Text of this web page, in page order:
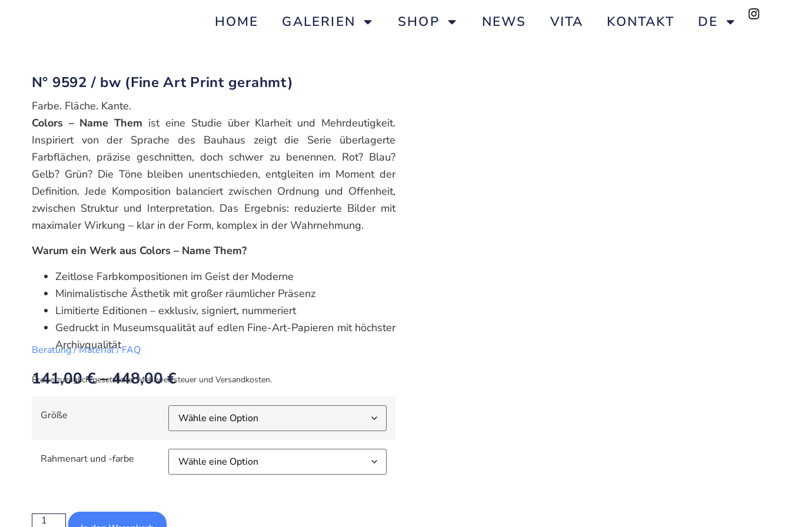
HOME GALERIEN SHOP NEWS VITA KONTAKT DE
N° 9592 / bw (Fine Art Print gerahmt)
Farbe. Fläche. Kante.
Colors – Name Them ist eine Studie über Klarheit und Mehrdeutigkeit.
Inspiriert von der Sprache des Bauhaus zeigt die Serie überlagerte
Farbflächen, präzise geschnitten, doch schwer zu benennen. Rot? Blau?
Gelb? Grün? Die Töne bleiben unentschieden, entgleiten im Moment der
Definition. Jede Komposition balanciert zwischen Ordnung und Offenheit,
zwischen Struktur und Interpretation. Das Ergebnis: reduzierte Bilder mit
maximaler Wirkung – klar in der Form, komplex in der Wahrnehmung.
Warum ein Werk aus Colors – Name Them?
Zeitlose Farbkompositionen im Geist der Moderne
Minimalistische Ästhetik mit großer räumlicher Präsenz
Limitierte Editionen – exklusiv, signiert, nummeriert
Gedruckt in Museumsqualität auf edlen Fine-Art-Papieren mit höchster
Archivqualität
Beratung / Material / FAQ
141,00€–448,00€
Preise zuzüglich gesetzlicher Mehrwertsteuer und Versandkosten.
Größe
Rahmenart und -farbe